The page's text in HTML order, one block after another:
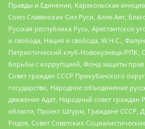
Правды и Единения, Каракольская
Союз Славянских Сил Руси, Алля-Аят,
Русская республика Русь, Арестантское
и свобода, Нация и свобода, W.H.С.,
Патриотический клуб-Новокузнецк/
борьбы с коррупцией, Фонд защиты прав
Совет граждан СССР Прикубанского
государство, Народное объединение
движение Адат, Народный совет граждан
области, Проект Штурм, Граждане СССР,
Родов, Совет Советских